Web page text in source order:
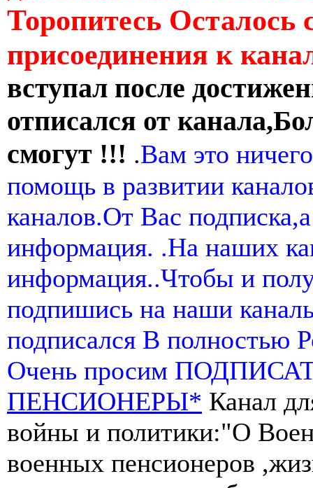
Торопитесь Осталось
присоединения к
вступал после
отписался от
смогут !!! .Вам это
помощь в развитии
каналов.От Вас
информация. .На наших
информация..Чтобы и
подпишись на наши
подписался В полностью
Очень просим
ПЕНСИОНЕРЫ* Канал
войны и политики:"О
военных пенсионеров